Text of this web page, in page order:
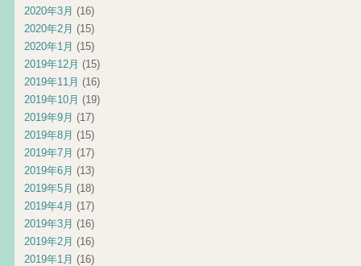
2020年3月 (16)
2020年2月 (15)
2020年1月 (15)
2019年12月 (15)
2019年11月 (16)
2019年10月 (19)
2019年9月 (17)
2019年8月 (15)
2019年7月 (17)
2019年6月 (13)
2019年5月 (18)
2019年4月 (17)
2019年3月 (16)
2019年2月 (16)
2019年1月 (16)